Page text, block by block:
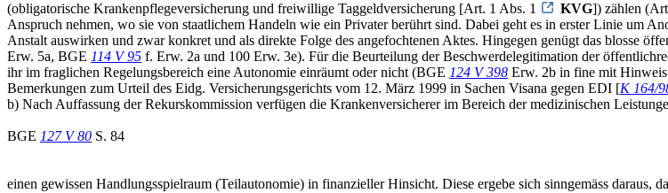
(obligatorische Krankenpflegeversicherung und freiwillige Taggeldversicherung [Art. 1 Abs. 1
KVG]) zählen
Anspruch nehmen, wo sie von staatlichem Handeln wie ein Privater berührt sind. Dabei geht es in erster Linie um
Anstalt auswirken und zwar konkret und als direkte Folge des angefochtenen Aktes. Hingegen genügt das blosse
Erw. 5a, BGE 114 V 95 f. Erw. 2a und 100 Erw. 3e). Für die Beurteilung der Beschwerdelegitimation der
ihr im fraglichen Regelungsbereich eine Autonomie einräumt oder nicht (BGE 124 V 398 Erw. 2b in fine mit
Bemerkungen zum Urteil des Eidg. Versicherungsgerichts vom 12. März 1999 in Sachen Visana gegen EDI [K 164/
b) Nach Auffassung der Rekurskommission verfügen die Krankenversicherer im Bereich der medizinischen
BGE 127 V 80 S. 84
einen gewissen Handlungsspielraum (Teilautonomie) in finanzieller Hinsicht. Diese ergebe sich sinngemäss daraus,